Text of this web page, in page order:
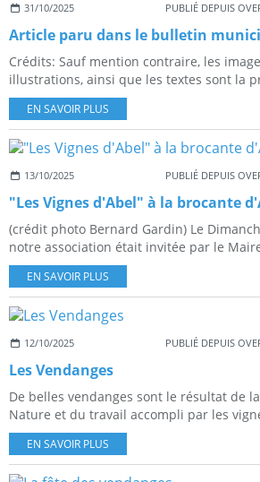
31/10/2025 PUBLIÉ DEPUIS
Crédits: Sauf mention contraire, les
illustrations, ainsi que les textes sont la
EN SAVOIR PLUS
13/10/2025 PUBLIÉ DEPUIS
"Les Vignes d'Abel" à la brocante
(crédit photo Bernard Gardin) Le
notre association était invitée par le
EN SAVOIR PLUS
12/10/2025 PUBLIÉ DEPUIS
Les Vendanges
De belles vendanges sont le résultat de
Nature et du travail accompli par les
EN SAVOIR PLUS